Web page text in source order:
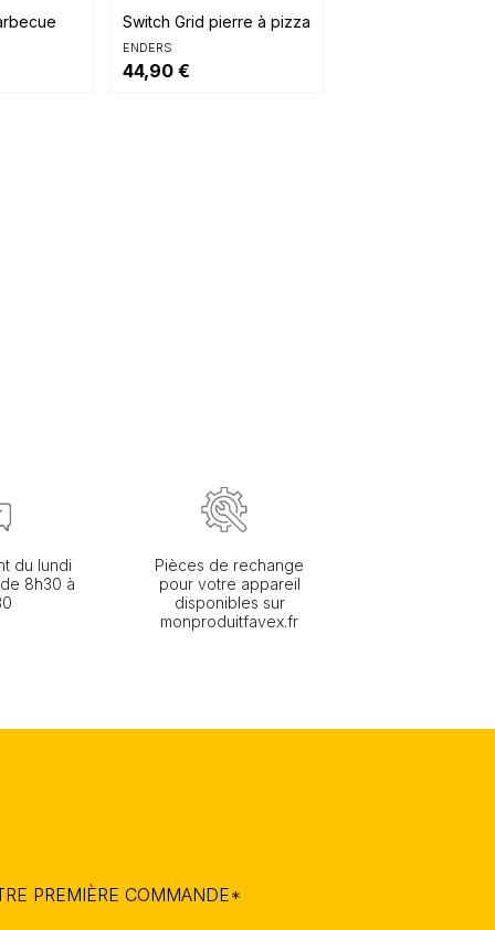
Switch Grid pierre à pizza
ENDERS
44,90 €
du lundi
8h30 à
Pièces de rechange
pour votre appareil
disponibles sur
monproduitfavex.fr
PREMIÈRE COMMANDE*